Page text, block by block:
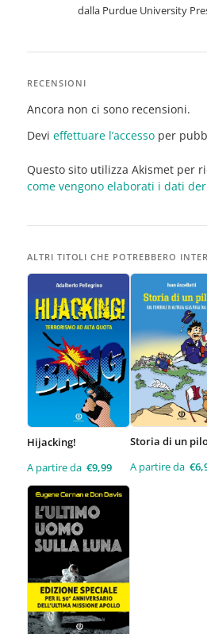
dalla Purdue University
RECENSIONI
Ancora non ci sono recensioni.
Devi effettuare l’accessoper
Questo sito utilizza Akismet per
come vengono elaborati i dati
ALTRI TITOLI CHE POTREBBERO
Hijacking!
A partire da €9,99
Storia di un
A partire da €